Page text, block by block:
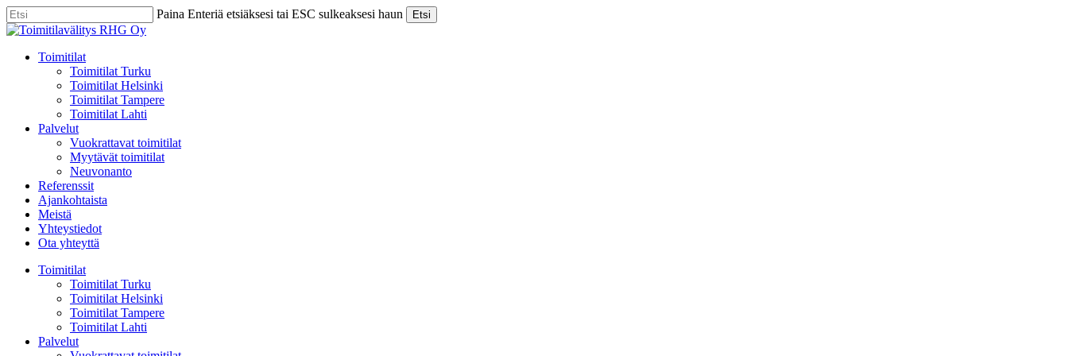
Skip
to
content
Paina Enteriä etsiäksesi tai ESC sulkeaksesi haun Etsi
Close
Menu
Toimitilat
Toimitilat Turku
Toimitilat Helsinki
Toimitilat Tampere
Toimitilat Lahti
Palvelut
Vuokrattavat toimitilat
Myytävät toimitilat
Neuvonanto
Referenssit
Ajankohtaista
Meistä
Yhteystiedot
Ota yhteyttä
Toimitilat
Toimitilat Turku
Toimitilat Helsinki
Toimitilat Tampere
Toimitilat Lahti
Palvelut